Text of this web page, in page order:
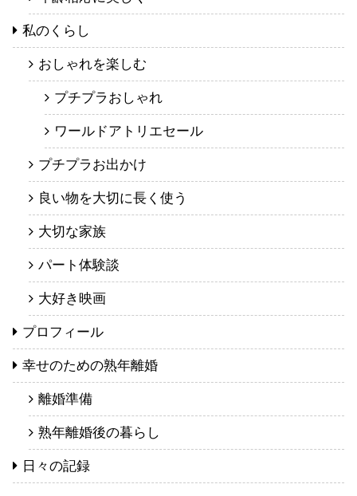
私のくらし
おしゃれを楽しむ
プチプラおしゃれ
ワールドアトリエセール
プチプラお出かけ
良い物を大切に長く使う
大切な家族
パート体験談
大好き映画
プロフィール
幸せのための熟年離婚
離婚準備
熟年離婚後の暮らし
日々の記録